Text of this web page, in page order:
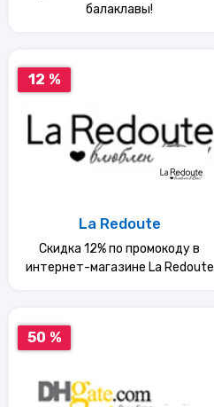
балаклавы!
12 %
La Redoute
Скидка 12% по промокоду в
интернет-магазине La Redoute
50 %